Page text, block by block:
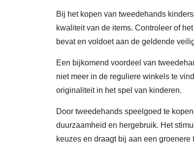
Bij het kopen van tweedehands
kwaliteit van de items. Controleer of
bevat en voldoet aan de geldende
Een bijkomend voordeel van
niet meer in de reguliere winkels te
originaliteit in het spel van kinderen.
Door tweedehands speelgoed te
duurzaamheid en hergebruik. Het
keuzes en draagt bij aan een